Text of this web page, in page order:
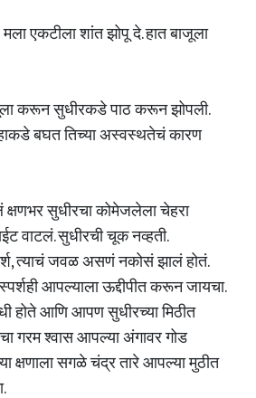
मला एकटीला शांत झोपू दे. हात बाजूला
करून सुधीरकडे पाठ करून झोपली.
बघत तिच्या अस्वस्थतेचं कारण
सुधीरचा कोमेजलेला चेहरा
वाटलं. सुधीरची चूक नव्हती.
त्याचं जवळ असणं नकोसं झालं होतं.
आपल्याला ऊद्दीपीत करून जायचा.
होते आणि आपण सुधीरच्या मिठीत
गरम श्वास आपल्या अंगावर गोड
क्षणाला सगळे चंद्र तारे आपल्या मुठीत